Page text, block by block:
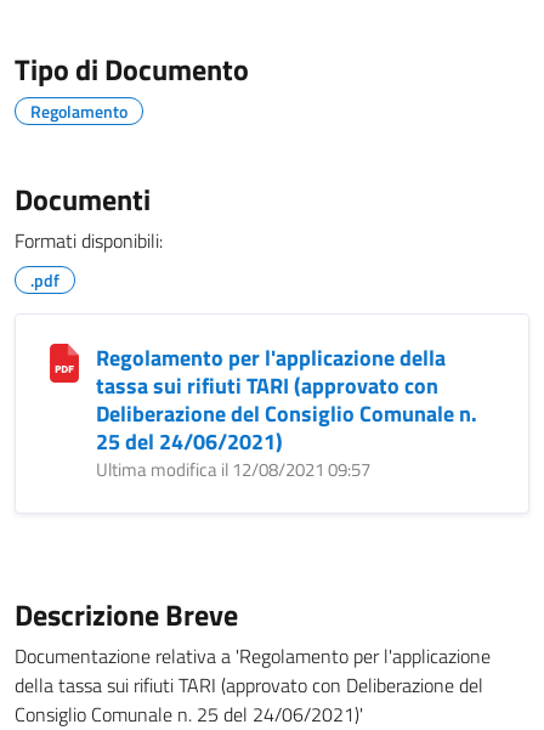
Tipo di Documento
Regolamento
Documenti
Formati disponibili:
.pdf
Regolamento per l'applicazione della
tassa sui rifiuti TARI (approvato con
Deliberazione del Consiglio Comunale n.
25 del 24/06/2021)
Ultima modifica il 12/08/2021 09:57
Descrizione Breve
Documentazione relativa a 'Regolamento per l'applicazione
della tassa sui rifiuti TARI (approvato con Deliberazione del
Consiglio Comunale n. 25 del 24/06/2021)'